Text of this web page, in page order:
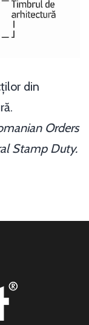
ților din
ă.
Orders
Stamp Duty.